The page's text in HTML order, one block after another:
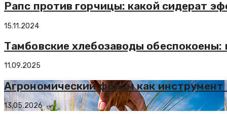
Рапс против горчицы: какой сидерат
15.11.2024
Тамбовские хлебозаводы
11.09.2025
Агрономический форум как
13.05.2026